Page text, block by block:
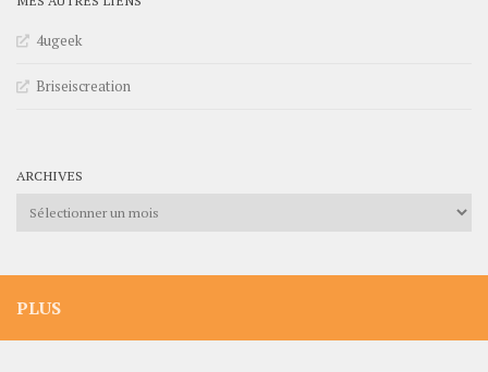
4ugeek
Briseiscreation
ARCHIVES
Archives
PLUS